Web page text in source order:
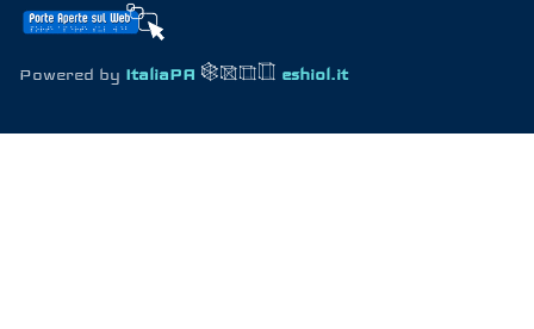
Powered by ItaliaPA eshiol.it